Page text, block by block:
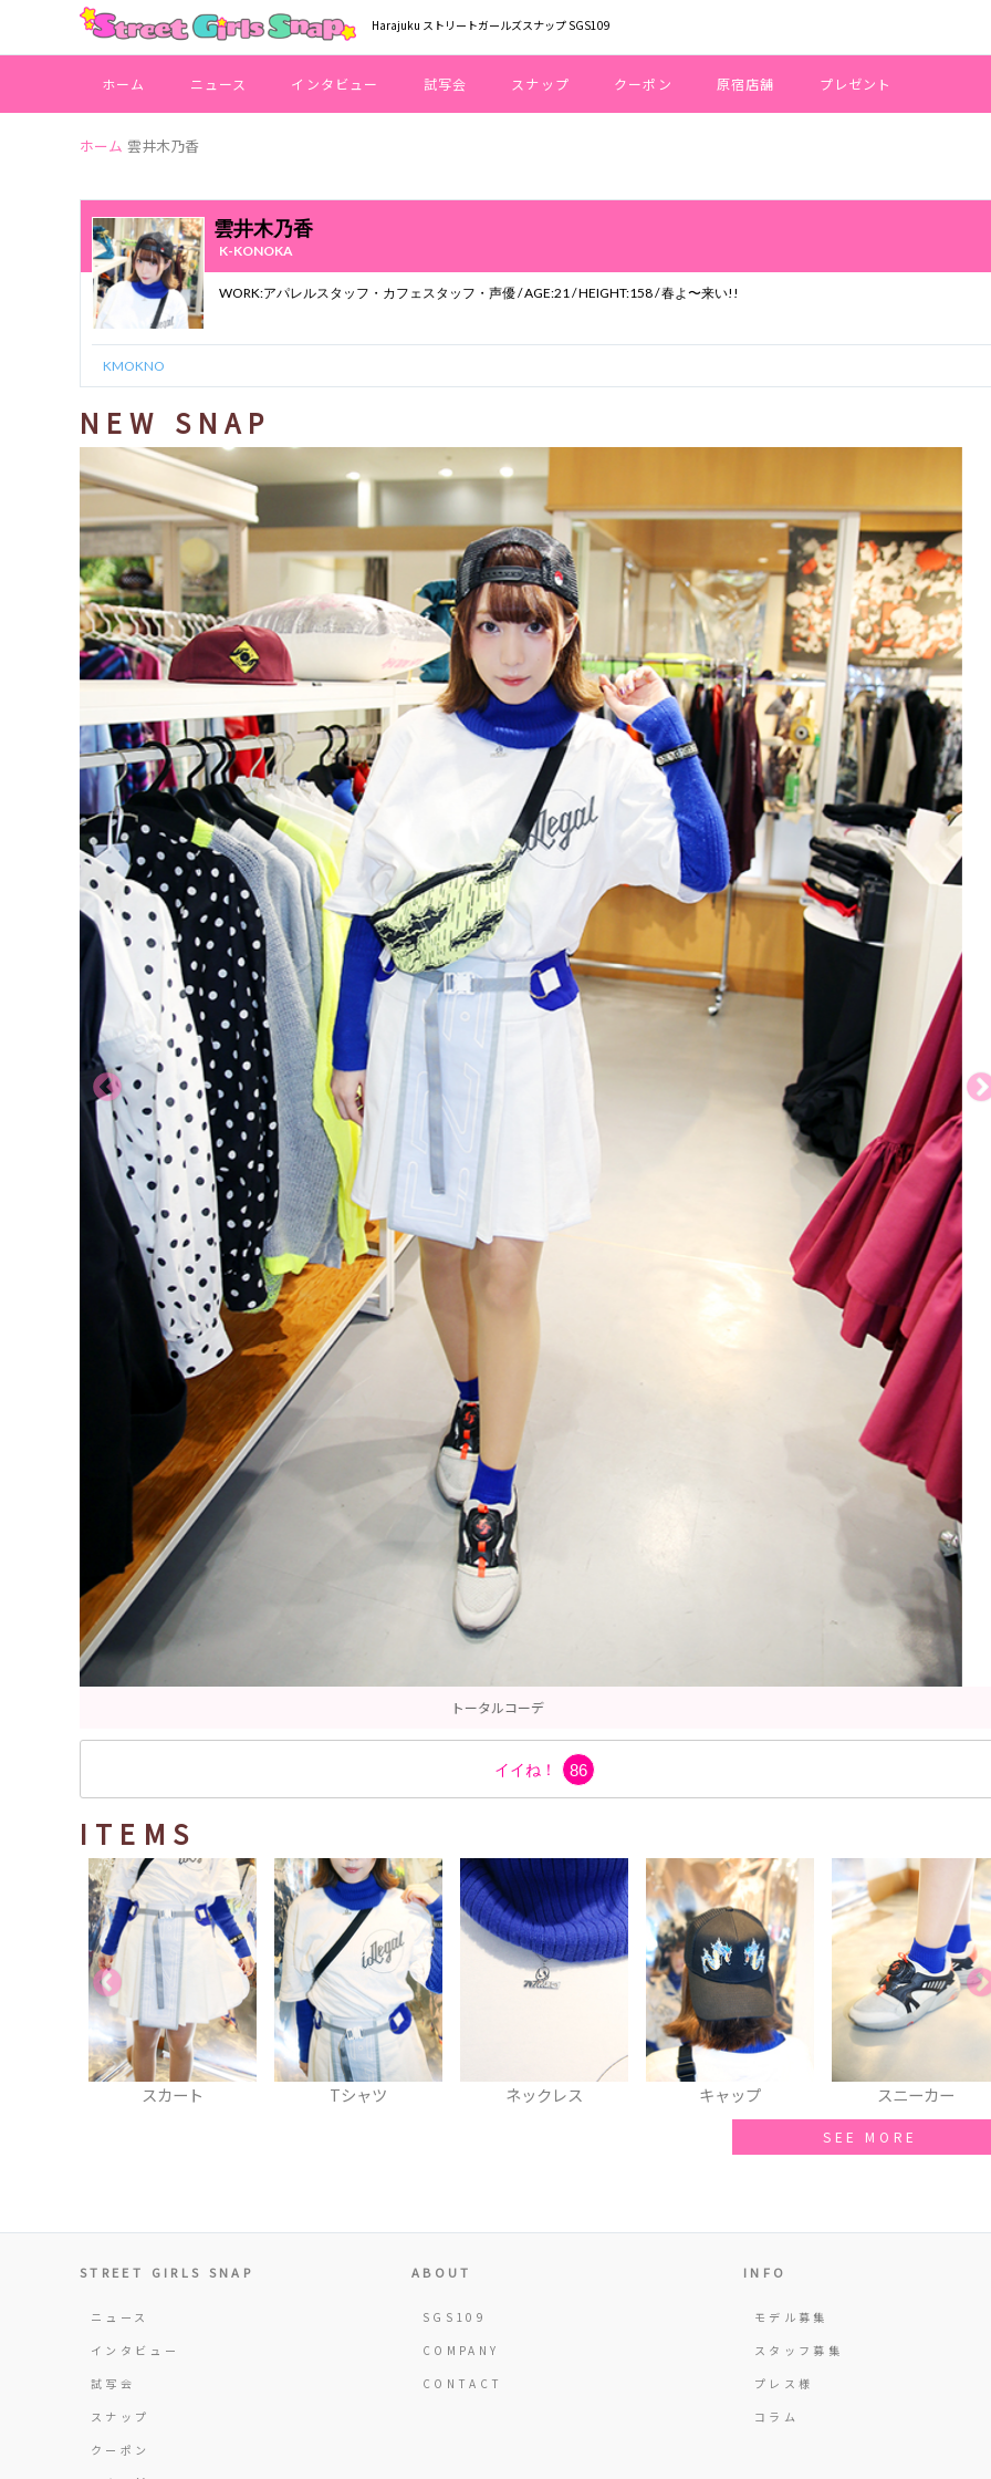
Harajuku ストリートガールズスナップ SGS109
ホーム ニュース インタビュー 試写会 スナップ クーポン 原宿店舗 プレゼント
ホーム 雲井木乃香
雲井木乃香
K-KONOKA
WORK:アパレルスタッフ・カフェスタッフ・声優 / AGE:21 / HEIGHT:158 / 春よ〜来い!!
KMOKNO
NEW SNAP
タートルネック
イイね！ 86
ITEMS
Tシャツ ネックレス キャップ スニーカー ウエスト
SEE MORE
STREET GIRLS SNAP
ニュース
インタビュー
試写会
スナップ
クーポン
ABOUT
SGS109
COMPANY
CONTACT
INFO
モデル募集
スタッフ募集
プレス様
コラム